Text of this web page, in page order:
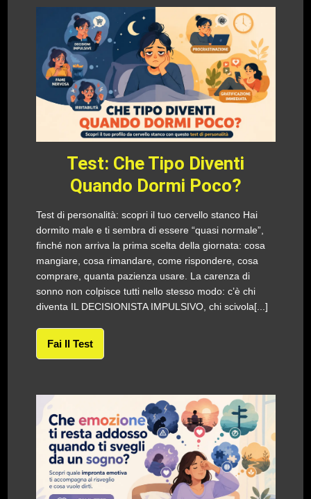
Test: Che Tipo Diventi
Quando Dormi Poco?
Test di personalità: scopri il tuo cervello stanco Hai
dormito male e ti sembra di essere “quasi normale”,
finché non arriva la prima scelta della giornata: cosa
mangiare, cosa rimandare, come rispondere, cosa
comprare, quanta pazienza usare. La carenza di
sonno non colpisce tutti nello stesso modo: c’è chi
diventa IL DECISIONISTA IMPULSIVO, chi scivola[...]
Fai Il Test